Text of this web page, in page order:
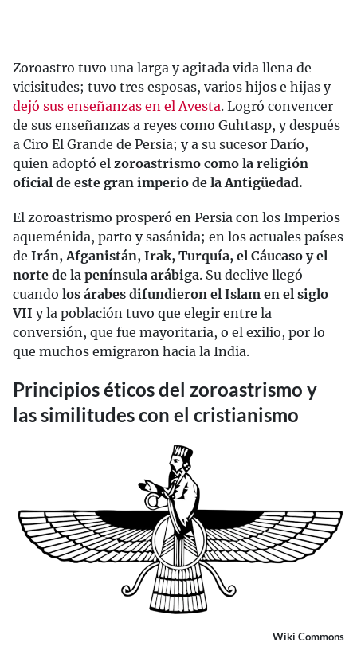
Zoroastro tuvo una larga y agitada vida llena de
vicisitudes; tuvo tres esposas, varios hijos e hijas y
dejó sus enseñanzas en el Avesta. Logró convencer
de sus enseñanzas a reyes como Guhtasp, y después
a Ciro El Grande de Persia; y a su sucesor Darío,
quien adoptó el zoroastrismo como la religión
oficial de este gran imperio de la Antigüedad.
El zoroastrismo prosperó en Persia con los Imperios
aqueménida, parto y sasánida; en los actuales países
de Irán, Afganistán, Irak, Turquía, el Cáucaso y el
norte de la península arábiga. Su declive llegó
cuando los árabes difundieron el Islam en el siglo
VII y la población tuvo que elegir entre la
conversión, que fue mayoritaria, o el exilio, por lo
que muchos emigraron hacia la India.
Principios éticos del zoroastrismo y
las similitudes con el cristianismo
Wiki Commons